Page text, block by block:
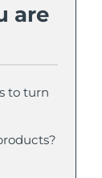
are
to turn